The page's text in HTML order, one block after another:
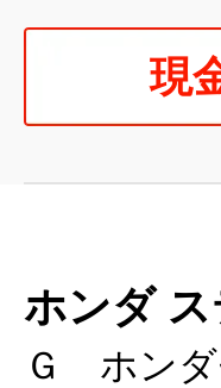
現
ホンダ
Ｇ ホンダ